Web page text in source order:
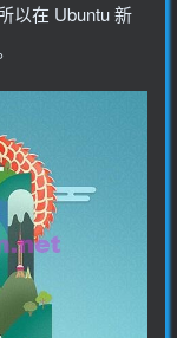
以在 Ubuntu 新